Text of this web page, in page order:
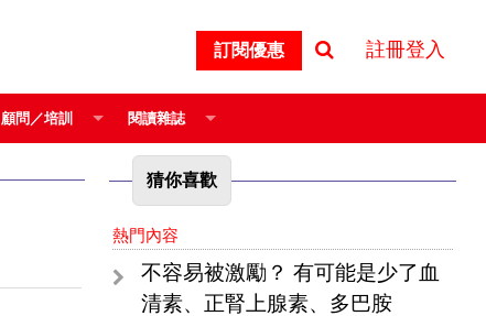
訂閱優惠 註冊登入
顧問／培訓 閱讀雜誌
猜你喜歡
熱門內容
不容易被激勵？ 有可能是少了血
清素、正腎上腺素、多巴胺